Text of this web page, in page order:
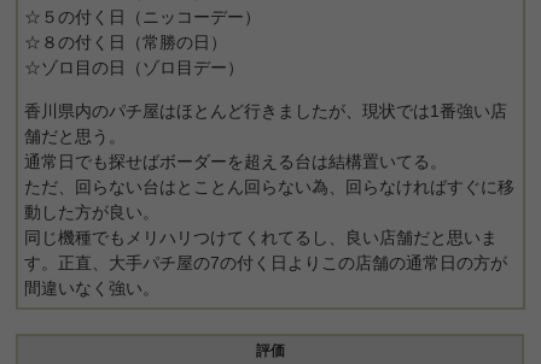
☆５の付く日（ニッコーデー）
☆８の付く日（常勝の日）
☆ゾロ目の日（ゾロ目デー）
香川県内のパチ屋はほとんど行きましたが、現状では1番強い店
舗だと思う。
通常日でも探せばボーダーを超える台は結構置いてる。
ただ、回らない台はとことん回らない為、回らなければすぐに移
動した方が良い。
同じ機種でもメリハリつけてくれてるし、良い店舗だと思いま
す。正直、大手パチ屋の7の付く日よりこの店舗の通常日の方が
間違いなく強い。
評価